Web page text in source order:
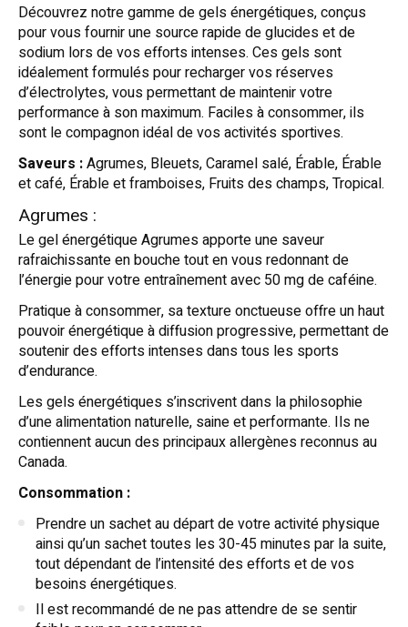
Découvrez notre gamme de gels énergétiques, conçus
pour vous fournir une source rapide de glucides et de
sodium lors de vos efforts intenses. Ces gels sont
idéalement formulés pour recharger vos réserves
d’électrolytes, vous permettant de maintenir votre
performance à son maximum. Faciles à consommer, ils
sont le compagnon idéal de vos activités sportives.
Saveurs :Agrumes, Bleuets, Caramel salé, Érable, Érable
et café, Érable et framboises, Fruits des champs, Tropical.
Agrumes :
Le gel énergétique Agrumes apporte une saveur
rafraichissante en bouche tout en vous redonnant de
l’énergie pour votre entraînement avec 50 mg de caféine.
Pratique à consommer, sa texture onctueuse offre un haut
pouvoir énergétique à diffusion progressive, permettant de
soutenir des efforts intenses dans tous les sports
d’endurance.
Les gels énergétiques s’inscrivent dans la philosophie
d’une alimentation naturelle, saine et performante. Ils ne
contiennent aucun des principaux allergènes reconnus au
Canada.
Consommation :
Prendre un sachet au départ de votre activité physique
ainsi qu’un sachet toutes les 30-45 minutes par la suite,
tout dépendant de l’intensité des efforts et de vos
besoins énergétiques.
Il est recommandé de ne pas attendre de se sentir